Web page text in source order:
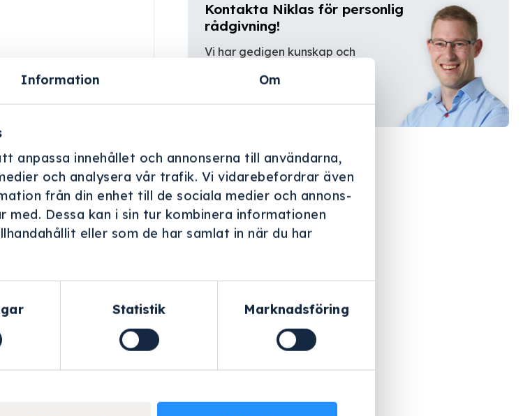
Information Om
anpassa innehållet och annonserna till användarna,
och analysera vår trafik. Vi vidarebefordrar även
från din enhet till de sociala medier och annons-
Dessa kan i sin tur kombinera informationen
eller som de har samlat in när du har
Statistik Marknadsföring
Helskärm
Kontakta Niklas för personlig
rådgivning!
Vi har gedigen kunskap och
Kontakta oss